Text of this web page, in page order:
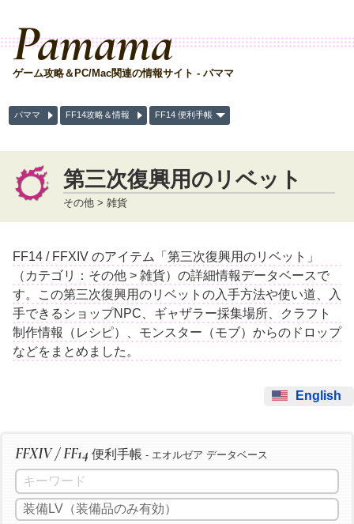
Pamama
ゲーム攻略＆PC/Mac関連の情報サイト - パママ
パママ FF14攻略＆情報 FF14 便利手帳
第三次復興用のリベット
その他 > 雑貨
FF14 / FFXIV のアイテム「第三次復興用のリベット」
（カテゴリ：その他 > 雑貨）の詳細情報データベースで
す。この第三次復興用のリベットの入手方法や使い道、入
手できるショップNPC、ギャザラー採集場所、クラフト
制作情報（レシピ）、モンスター（モブ）からのドロップ
などをまとめました。
English
FFXIV / FF14 便利手帳 - エオルゼア データベース